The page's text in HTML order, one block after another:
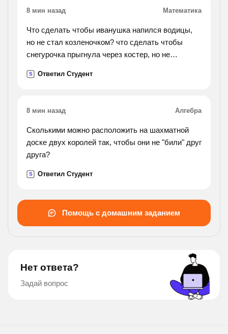
8 мин назад Математика
Что сделать чтобы иванушка напился водицы,
но не стал козленочком? что сделать чтобы
снегурочка прыгнула через костер, но не
S Ответил Студент
8 мин назад Алгебра
Сколькими можно расположить на шахматной
доске двух королей так, чтобы они не "били" друг
друга?
S Ответил Студент
Помощь с домашним заданием
Нет ответа?
Задай вопрос